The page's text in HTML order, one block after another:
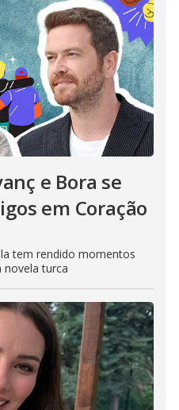
e Bora se
em Coração
tem rendido momentos
novela turca